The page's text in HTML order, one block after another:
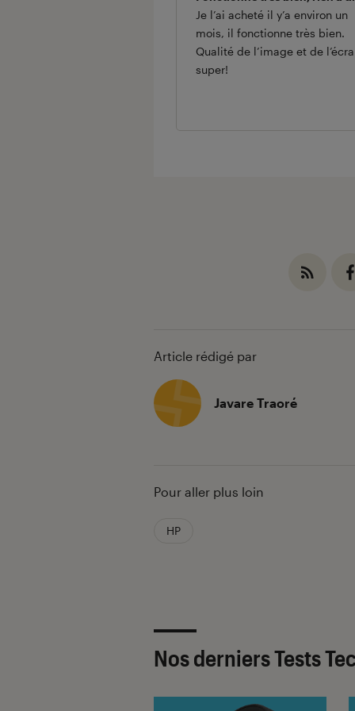
Je l’ai acheté il y’a environ un
mois, il fonctionne très bien.
Qualité de l’image et de
super!
Article rédigé par
Javare Traoré
Pour aller plus loin
HP
Nos derniers Tests